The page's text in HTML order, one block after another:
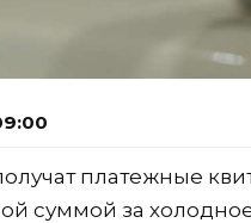
платежные
суммой за